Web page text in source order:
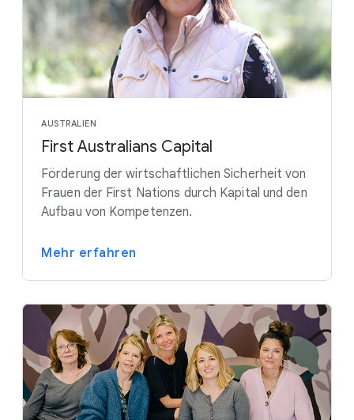
AUSTRALIEN
First Australians Capital
Förderung der wirtschaftlichen Sicherheit von
Frauen der First Nations durch Kapital und den
Aufbau von Kompetenzen.
Mehr erfahren